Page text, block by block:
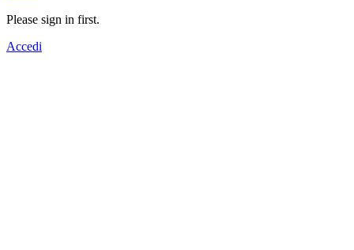
Please sign in first.
Accedi